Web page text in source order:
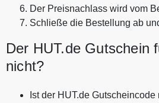
Der Preisnachlass wird vom
Schließe die Bestellung ab
Der HUT.de Gutschein
nicht?
Ist der HUT.de